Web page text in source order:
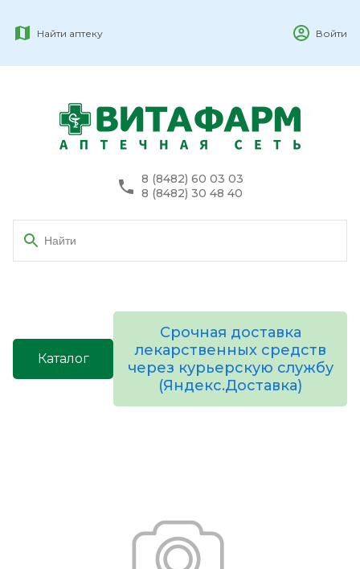
Найти аптеку Войти
8 (8482) 60 03 03
8 (8482) 30 48 40
Каталог
Срочная доставка
лекарственных средств
через курьерскую службу
(Яндекс.Доставка)